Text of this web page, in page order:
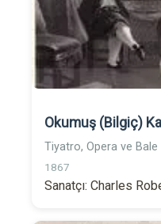
Okumuş (Bilgiç)
Tiyatro, Opera ve Bale
1867
Sanatçı: Charles